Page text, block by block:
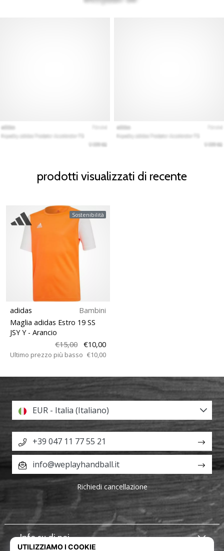
prodotti visualizzati di recente
Sostenibilità
adidas
Bambini
Maglia adidas Estro 19 SS
JSY Y - Arancio
€15,00
€10,00
Ultimo prezzo più basso €10,00
Info su di noi
EUR - Italia (Italiano)
+39 047 11 77 55 21
info@weplayhandball.it
Richiedi cancellazione